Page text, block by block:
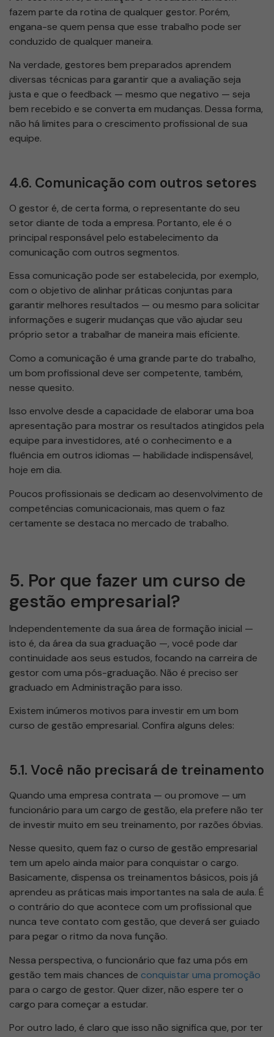
fazem parte da rotina de qualquer gestor. Porém,
engana-se quem pensa que esse trabalho pode ser
conduzido de qualquer maneira.
Na verdade, gestores bem preparados aprendem
diversas técnicas para garantir que a avaliação seja
justa e que o feedback — mesmo que negativo — seja
bem recebido e se converta em mudanças. Dessa forma,
não há limites para o crescimento profissional de sua
equipe.
4.6. Comunicação com outros setores
O gestor é, de certa forma, o representante do seu
setor diante de toda a empresa. Portanto, ele é o
principal responsável pelo estabelecimento da
comunicação com outros segmentos.
Essa comunicação pode ser estabelecida, por exemplo,
com o objetivo de alinhar práticas conjuntas para
garantir melhores resultados — ou mesmo para solicitar
informações e sugerir mudanças que vão ajudar seu
próprio setor a trabalhar de maneira mais eficiente.
Como a comunicação é uma grande parte do trabalho,
um bom profissional deve ser competente, também,
nesse quesito.
Isso envolve desde a capacidade de elaborar uma boa
apresentação para mostrar os resultados atingidos pela
equipe para investidores, até o conhecimento e a
fluência em outros idiomas — habilidade indispensável,
hoje em dia.
Poucos profissionais se dedicam ao desenvolvimento de
competências comunicacionais, mas quem o faz
certamente se destaca no mercado de trabalho.
5. Por que fazer um curso de
gestão empresarial?
Independentemente da sua área de formação inicial —
isto é, da área da sua graduação —, você pode dar
continuidade aos seus estudos, focando na carreira de
gestor com uma pós-graduação. Não é preciso ser
graduado em Administração para isso.
Existem inúmeros motivos para investir em um bom
curso de gestão empresarial. Confira alguns deles:
5.1. Você não precisará de treinamento
Quando uma empresa contrata — ou promove — um
funcionário para um cargo de gestão, ela prefere não ter
de investir muito em seu treinamento, por razões óbvias.
Nesse quesito, quem faz o curso de gestão empresarial
tem um apelo ainda maior para conquistar o cargo.
Basicamente, dispensa os treinamentos básicos, pois já
aprendeu as práticas mais importantes na sala de aula. É
o contrário do que acontece com um profissional que
nunca teve contato com gestão, que deverá ser guiado
para pegar o ritmo da nova função.
Nessa perspectiva, o funcionário que faz uma pós em
gestão tem mais chances de conquistar uma promoção
para o cargo de gestor. Quer dizer, não espere ter o
cargo para começar a estudar.
Por outro lado, é claro que isso não significa que, por ter